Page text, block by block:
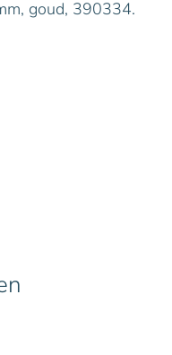
goud, 390334.